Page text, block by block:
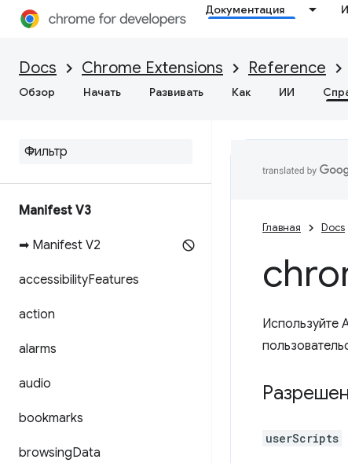
Документация
Docs Chrome Extensions Reference
Обзор Начать Развивать Как ИИ
Manifest V3
➡ Manifest V2
accessibilityFeatures
action
alarms
audio
bookmarks
browsingData
Главная Docs
Используйте
userScripts